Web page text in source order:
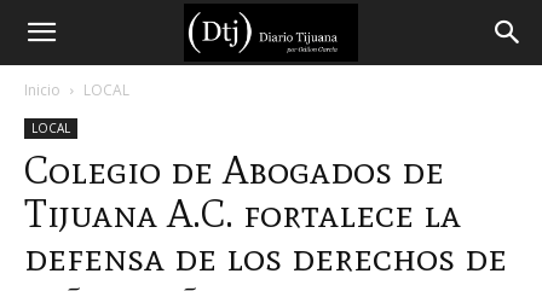
Diario
Tijuana
Inicio LOCAL
LOCAL
Colegio de Abogados de
Tijuana A.C. fortalece la
defensa de los derechos de